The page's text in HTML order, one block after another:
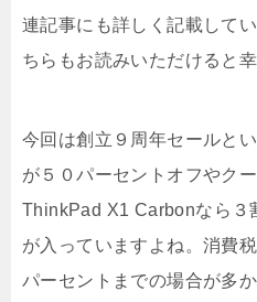
連記事にも詳しく記載して
ちらもお読みいただけると幸
今回は創立９周年セールと
が５０パーセントオフやク
ThinkPad X1 Carbonなら３
が入っていますよね。消費
パーセントまでの場合が多